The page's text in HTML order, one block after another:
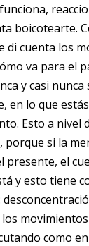
boicotearte.
di cuenta los
va para el
y casi nunca
en lo que
Esto a nivel
porque si la
presente, el
y esto tiene
como